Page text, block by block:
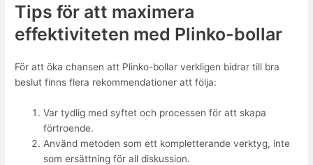
Tips för att maximera
effektiviteten med Plinko-bollar
För att öka chansen att Plinko-bollar verkligen bidrar till bra
beslut finns flera rekommendationer att följa:
Var tydlig med syftet och processen för att skapa
förtroende.
Använd metoden som ett kompletterande verktyg, inte
som ersättning för all diskussion.